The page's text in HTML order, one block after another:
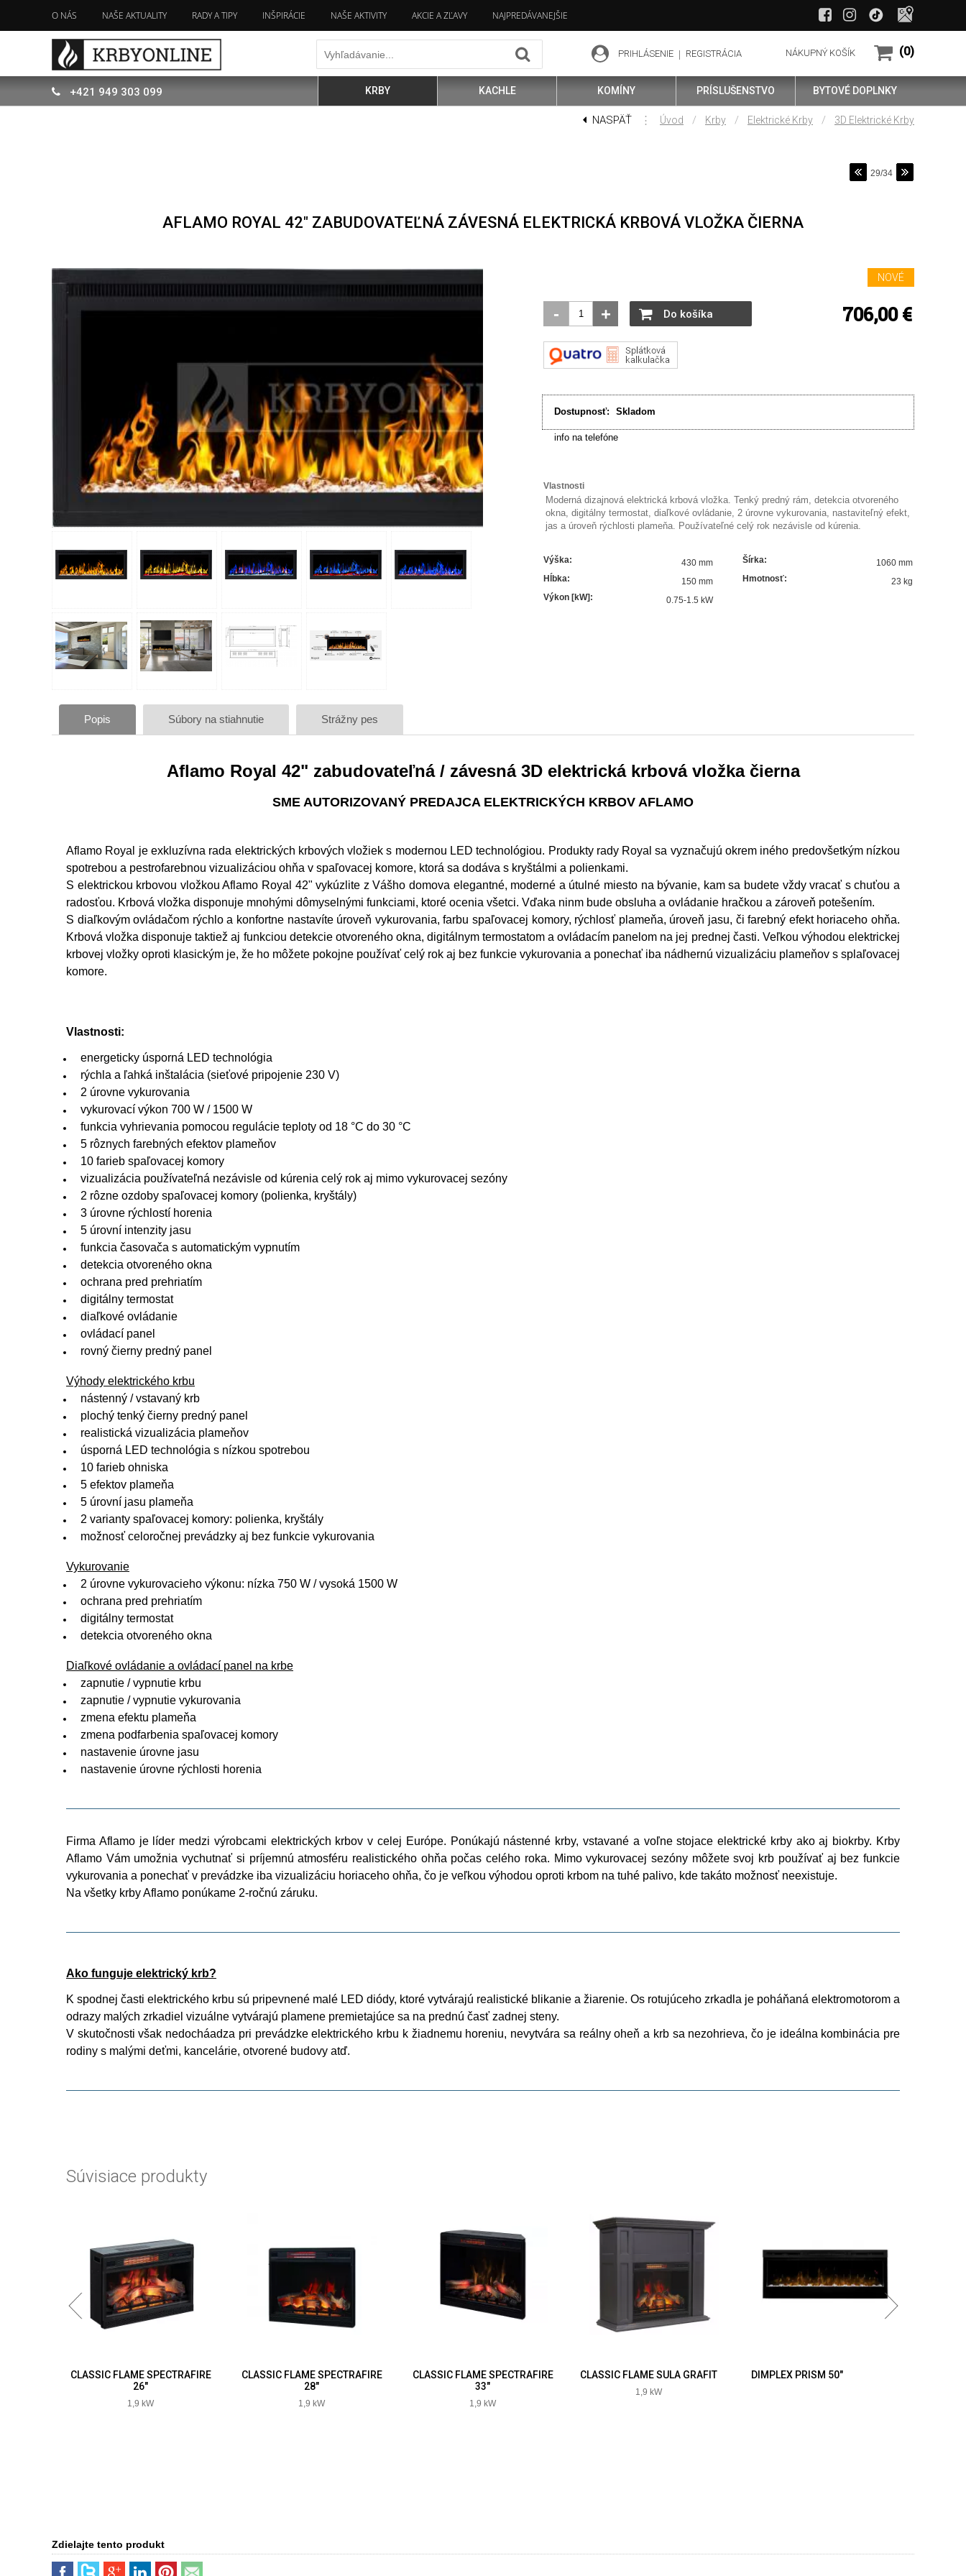
O NÁS NAŠE AKTUALITY RADY A TIPY INŠPIRÁCIE NAŠE AKTIVITY AKCIE A ZĽAVY NAJPREDÁVANEJŠIE
KRBY KACHLE KOMÍNY PRÍSLUŠENSTVO BYTOVÉ DOPLNKY
PRIHLÁSENIE REGISTRÁCIA
+421 949 303 099
NÁKUPNÝ KOŠÍK (0)
NASPÄŤ ⋮ Úvod / Krby / Elektrické Krby / 3D Elektrické Krby
29/34
AFLAMO ROYAL 42" ZABUDOVATEĽNÁ ZÁVESNÁ ELEKTRICKÁ KRBOVÁ VLOŽKA ČIERNA
NOVÉ
- + Do košíka 706,00€
Dostupnosť: Skladom
info na telefóne
Vlastnosti
Moderná dizajnová elektrická krbová vložka. Tenký predný rám, detekcia otvoreného
okna, digitálny termostat, diaľkové ovládanie, 2 úrovne vykurovania, nastaviteľný efekt,
jas a úroveň rýchlosti plameňa. Používateľné celý rok nezávisle od kúrenia.
Výška: 430 mm Šírka:
1060 mm
Hĺbka: 150 mm Hmotnosť:
23 kg
Výkon [kW] : 0.75-1.5 kW
Popis Súbory na stiahnutie Strážny pes
Aflamo Royal 42" zabudovateľná / závesná 3D elektrická krbová vložka čierna
SME AUTORIZOVANÝ PREDAJCA ELEKTRICKÝCH KRBOV AFLAMO
Aflamo Royal je exkluzívna rada elektrických krbových vložiek s modernou LED technológiou. Produkty rady Royal sa vyznačujú okrem iného predovšetkým nízkou
spotrebou a pestrofarebnou vizualizáciou ohňa v spaľovacej komore, ktorá sa dodáva s kryštálmi a polienkami.
S elektrickou krbovou vložkou Aflamo Royal 42" vykúzlite z Vášho domova elegantné, moderné a útulné miesto na bývanie, kam sa budete vždy vracať s chuťou a
radosťou. Krbová vložka disponuje mnohými dômyselnými funkciami, ktoré ocenia všetci. Vďaka ninm bude obsluha a ovládanie hračkou a zároveň potešením.
S diaľkovým ovládačom rýchlo a konfortne nastavíte úroveň vykurovania, farbu spaľovacej komory, rýchlosť plameňa, úroveň jasu, či farebný efekt horiaceho ohňa.
Krbová vložka disponuje taktiež aj funkciou detekcie otvoreného okna, digitálnym termostatom a ovládacím panelom na jej prednej časti. Veľkou výhodou elektrickej
krbovej vložky oproti klasickým je, že ho môžete pokojne používať celý rok aj bez funkcie vykurovania a ponechať iba nádhernú vizualizáciu plameňov s splaľovacej
komore.
Vlastnosti:
energeticky úsporná LED technológia
rýchla a ľahká inštalácia (sieťové pripojenie 230 V)
2 úrovne vykurovania
vykurovací výkon 700 W / 1500 W
funkcia vyhrievania pomocou regulácie teploty od 18 °C do 30 °C
5 rôznych farebných efektov plameňov
10 farieb spaľovacej komory
vizualizácia používateľná nezávisle od kúrenia celý rok aj mimo vykurovacej sezóny
2 rôzne ozdoby spaľovacej komory (polienka, kryštály)
3 úrovne rýchlostí horenia
5 úrovní intenzity jasu
funkcia časovača s automatickým vypnutím
detekcia otvoreného okna
ochrana pred prehriatím
digitálny termostat
diaľkové ovládanie
ovládací panel
rovný čierny predný panel
Výhody elektrického krbu
nástenný / vstavaný krb
plochý tenký čierny predný panel
realistická vizualizácia plameňov
úsporná LED technológia s nízkou spotrebou
10 farieb ohniska
5 efektov plameňa
5 úrovní jasu plameňa
2 varianty spaľovacej komory: polienka, kryštály
možnosť celoročnej prevádzky aj bez funkcie vykurovania
Vykurovanie
2 úrovne vykurovacieho výkonu: nízka 750 W / vysoká 1500 W
ochrana pred prehriatím
digitálny termostat
detekcia otvoreného okna
Diaľkové ovládanie a ovládací panel na krbe
zapnutie / vypnutie krbu
zapnutie / vypnutie vykurovania
zmena efektu plameňa
zmena podfarbenia spaľovacej komory
nastavenie úrovne jasu
nastavenie úrovne rýchlosti horenia
Firma Aflamo je líder medzi výrobcami elektrických krbov v celej Európe. Ponúkajú nástenné krby, vstavané a voľne stojace elektrické krby ako aj biokrby. Krby
Aflamo Vám umožnia vychutnať si príjemnú atmosféru realistického ohňa počas celého roka. Mimo vykurovacej sezóny môžete svoj krb používať aj bez funkcie
vykurovania a ponechať v prevádzke iba vizualizáciu horiaceho ohňa, čo je veľkou výhodou oproti krbom na tuhé palivo, kde takáto možnosť neexistuje.
Na všetky krby Aflamo ponúkame 2-ročnú záruku.
Ako funguje elektrický krb?
K spodnej časti elektrického krbu sú pripevnené malé LED diódy, ktoré vytvárajú realistické blikanie a žiarenie. Os rotujúceho zrkadla je poháňaná elektromotorom a
odrazy malých zrkadiel vizuálne vytvárajú plamene premietajúce sa na prednú časť zadnej steny.
V skutočnosti však nedocháadza pri prevádzke elektrického krbu k žiadnemu horeniu, nevytvára sa reálny oheň a krb sa nezohrieva, čo je ideálna kombinácia pre
rodiny s malými deťmi, kancelárie, otvorené budovy atď.
Súvisiace produkty
CLASSIC FLAME SPECTRAFIRE
26"
1,9 kW
CLASSIC FLAME SPECTRAFIRE
28"
1,9 kW
CLASSIC FLAME SPECTRAFIRE
33"
1,9 kW
CLASSIC FLAME SULA GRAFIT
1,9 kW
DIMPLEX PRISM 50"
Zdielajte tento produkt